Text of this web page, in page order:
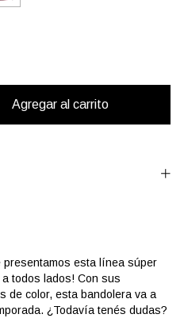
presentamos esta línea súper
todos lados! Con sus
de color, esta bandolera va a
¿Todavía tenés dudas?